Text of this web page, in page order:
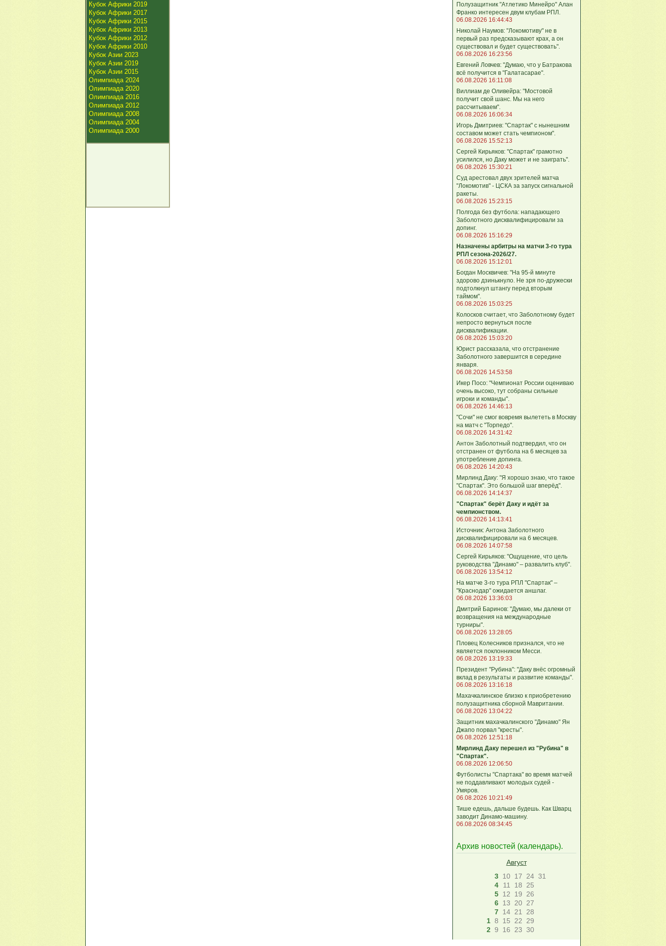
Кубок Африки 2019
Кубок Африки 2017
Кубок Африки 2015
Кубок Африки 2013
Кубок Африки 2012
Кубок Африки 2010
Кубок Азии 2023
Кубок Азии 2019
Кубок Азии 2015
Олимпиада 2024
Олимпиада 2020
Олимпиада 2016
Олимпиада 2012
Олимпиада 2008
Олимпиада 2004
Олимпиада 2000
Полузащитник "Атлетико Минейро" Алан
Франко интересен двум клубам РПЛ.
06.08.2026 16:44:43
Николай Наумов: "Локомотиву" не в
первый раз предсказывают крах, а он
существовал и будет существовать".
06.08.2026 16:23:56
Евгений Ловчев: "Думаю, что у Батракова
всё получится в "Галатасарае".
06.08.2026 16:11:08
Виллиам де Оливейра: "Мостовой
получит свой шанс. Мы на него
рассчитываем".
06.08.2026 16:06:34
Игорь Дмитриев: "Спартак" с нынешним
составом может стать чемпионом".
06.08.2026 15:52:13
Сергей Кирьяков: "Спартак" грамотно
усилился, но Даку может и не заиграть".
06.08.2026 15:30:21
Суд арестовал двух зрителей матча
"Локомотив" - ЦСКА за запуск сигнальной
ракеты.
06.08.2026 15:23:15
Полгода без футбола: нападающего
Заболотного дисквалифицировали за
допинг.
06.08.2026 15:16:29
Назначены арбитры на матчи 3-го тура
РПЛ сезона-2026/27.
06.08.2026 15:12:01
Богдан Москвичев: "На 95‑й минуте
здорово дзинькнуло. Не зря по‑дружески
подтолкнул штангу перед вторым
таймом".
06.08.2026 15:03:25
Колосков считает, что Заболотному будет
непросто вернуться после
дисквалификации.
06.08.2026 15:03:20
Юрист рассказала, что отстранение
Заболотного завершится в середине
января.
06.08.2026 14:53:58
Икер Посо: "Чемпионат России оцениваю
очень высоко, тут собраны сильные
игроки и команды".
06.08.2026 14:46:13
"Сочи" не смог вовремя вылететь в Москву
на матч с "Торпедо".
06.08.2026 14:31:42
Антон Заболотный подтвердил, что он
отстранен от футбола на 6 месяцев за
употребление допинга.
06.08.2026 14:20:43
Мирлинд Даку: "Я хорошо знаю, что такое
"Спартак". Это большой шаг вперёд".
06.08.2026 14:14:37
"Спартак" берёт Даку и идёт за
чемпионством.
06.08.2026 14:13:41
Источник: Антона Заболотного
дисквалифицировали на 6 месяцев.
06.08.2026 14:07:58
Сергей Кирьяков: "Ощущение, что цель
руководства "Динамо" – развалить клуб".
06.08.2026 13:54:12
На матче 3-го тура РПЛ "Спартак" –
"Краснодар" ожидается аншлаг.
06.08.2026 13:36:03
Дмитрий Баринов: "Думаю, мы далеки от
возвращения на международные
турниры".
06.08.2026 13:28:05
Пловец Колесников признался, что не
является поклонником Месси.
06.08.2026 13:19:33
Президент "Рубина": "Даку внёс огромный
вклад в результаты и развитие команды".
06.08.2026 13:16:18
Махачкалинское близко к приобретению
полузащитника сборной Мавритании.
06.08.2026 13:04:22
Защитник махачкалинского "Динамо" Ян
Джапо порвал "кресты".
06.08.2026 12:51:18
Мирлинд Даку перешел из "Рубина" в
"Спартак".
06.08.2026 12:06:50
Футболисты "Спартака" во время матчей
не поддавливают молодых судей -
Умяров.
06.08.2026 10:21:49
Тише едешь, дальше будешь. Как Шварц
заводит Динамо-машину.
06.08.2026 08:34:45
Архив новостей (календарь).
Август
3 10 17 24 31
4
11 18
25
5 12 19
26
6 13 20 27
7 14 21
28
1 8 15 22
29
2 9 16 23 30